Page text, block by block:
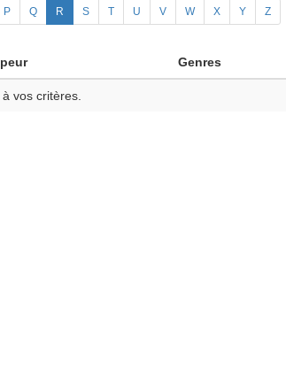
P Q R S T U V W X Y Z
Genres
vos critères.